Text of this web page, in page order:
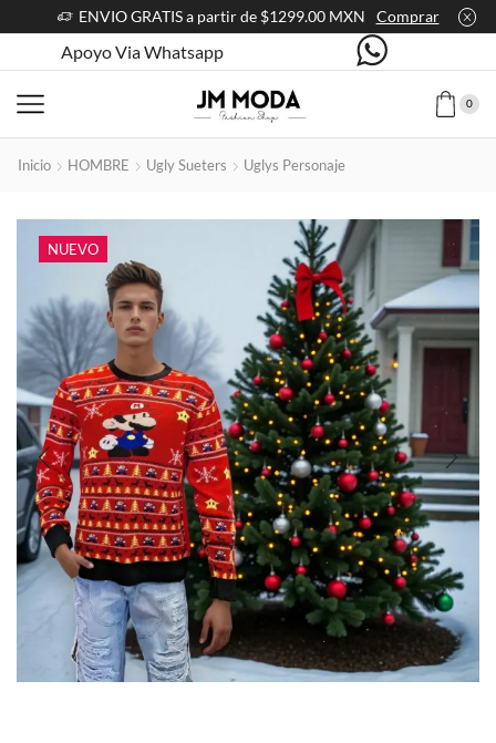
ENVIO GRATIS a partir de $1299.00 MXN Comprar
Apoyo Via Whatsapp
0
Inicio HOMBRE Ugly Sueters Uglys Personaje
NUEVO